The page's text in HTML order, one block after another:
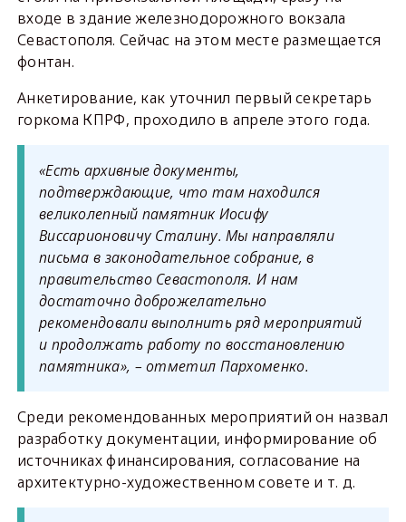
входе в здание железнодорожного вокзала
Севастополя. Сейчас на этом месте размещается
фонтан.
Анкетирование, как уточнил первый секретарь
горкома КПРФ, проходило в апреле этого года.
«Есть архивные документы,
подтверждающие, что там находился
великолепный памятник Иосифу
Виссарионовичу Сталину. Мы направляли
письма в законодательное собрание, в
правительство Севастополя. И нам
достаточно доброжелательно
рекомендовали выполнить ряд мероприятий
и продолжать работу по восстановлению
памятника», – отметил Пархоменко.
Среди рекомендованных мероприятий он назвал
разработку документации, информирование об
источниках финансирования, согласование на
архитектурно-художественном совете и т. д.